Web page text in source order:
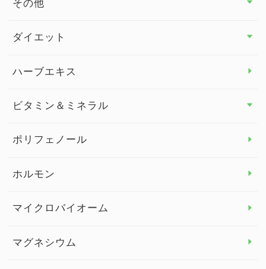
その他
その他 トップ
健康セミナー
ダイエット
ダイエット トップ
ハーブエキス
ビタミン＆ミネラル
ビタミン＆ミネラル トップ
ビタミンE
ポリフェノール
ホルモン
マイクロバイオーム
マグネシウム